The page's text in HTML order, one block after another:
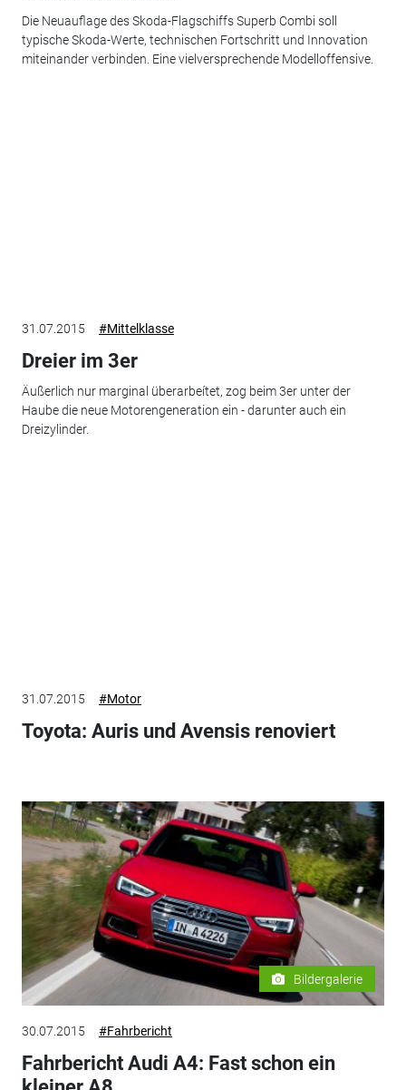
Die Neuauflage des Skoda-Flagschiffs Superb Combi soll
typische Skoda-Werte, technischen Fortschritt und Innovation
miteinander verbinden. Eine vielversprechende Modelloffensive.
31.07.2015 #Mittelklasse
Dreier im 3er
Äußerlich nur marginal überarbeítet, zog beim 3er unter der
Haube die neue Motorengeneration ein - darunter auch ein
Dreizylinder.
31.07.2015 #Motor
Toyota: Auris und Avensis renoviert
Bildergalerie
30.07.2015 #Fahrbericht
Fahrbericht Audi A4: Fast schon ein